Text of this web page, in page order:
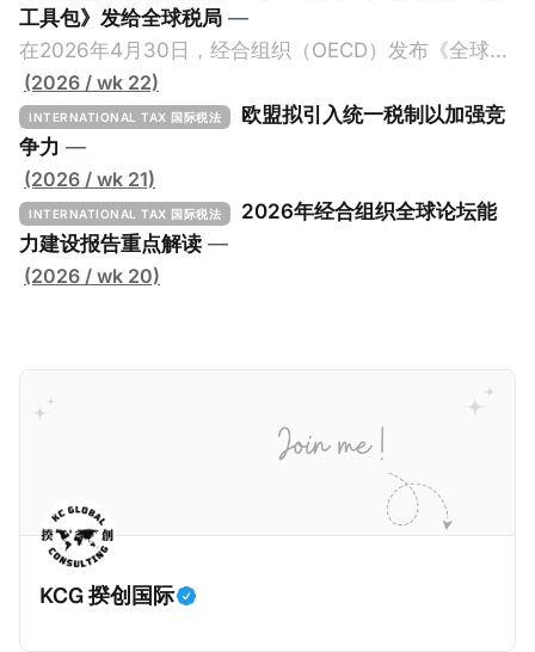
工具包》发给全球税局 —
在2026年4月30日，经合组织（OECD）发布《全球最
低税实施工具包》（The Global Minimum Tax
Implementation Toolkit），为各国税务机关和政策制
定者提供一套可操作的路线图，以确保全球最低税规则
协调一致、高效落地。 《工具包》的主要内容总结如
下： 一、 核心目标与背景 全球最低税规则旨在确保大
型跨国企业在其运营的每个司法管辖区支付至少15%的
最低税款。《工具包》主要目标是协助税务机关建立稳
(2026 / wk 22)
INTERNATIONAL TAX 国际税法
欧盟拟引入统一税制以加强竞
争力 —
(2026 / wk 21)
INTERNATIONAL TAX 国际税法
2026年经合组织全球论坛能
力建设报告重点解读 —
(2026 / wk 20)
KCG 揆创国际